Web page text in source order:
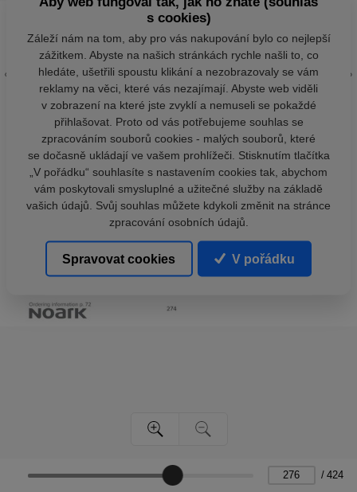
/ 424
s cookies)
Záleží nám na tom, aby pro vás nakupování bylo co nejlepší
zážitkem. Abyste na našich stránkách rychle našli to, co
hledáte, ušetřili spoustu klikání a nezobrazovaly se vám
reklamy na věci, které vás nezajímají. Abyste web viděli
v zobrazení na které jste zvyklí a nemuseli se pokaždé
přihlašovat. Proto od vás potřebujeme souhlas se
zpracováním souborů cookies - malých souborů, které
se dočasně ukládají ve vašem prohlížeči. Stisknutím tlačítka
„V pořádku“ souhlasíte s nastavením cookies tak, abychom
vám poskytovali smysluplné a užitečné služby na základě
vašich údajů. Svůj souhlas můžete kdykoli změnit na stránce
zpracování osobních údajů.
Spravovat cookies V pořádku